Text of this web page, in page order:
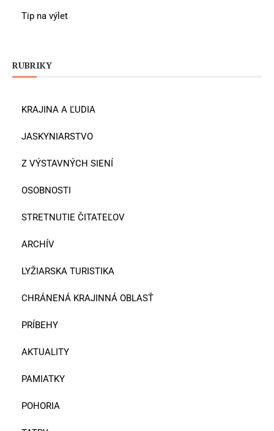
Tip na výlet
RUBRIKY
KRAJINA A ĽUDIA
JASKYNIARSTVO
Z VÝSTAVNÝCH SIENÍ
OSOBNOSTI
STRETNUTIE ČITATEĽOV
ARCHÍV
LYŽIARSKA TURISTIKA
CHRÁNENÁ KRAJINNÁ OBLASŤ
PRÍBEHY
AKTUALITY
PAMIATKY
POHORIA